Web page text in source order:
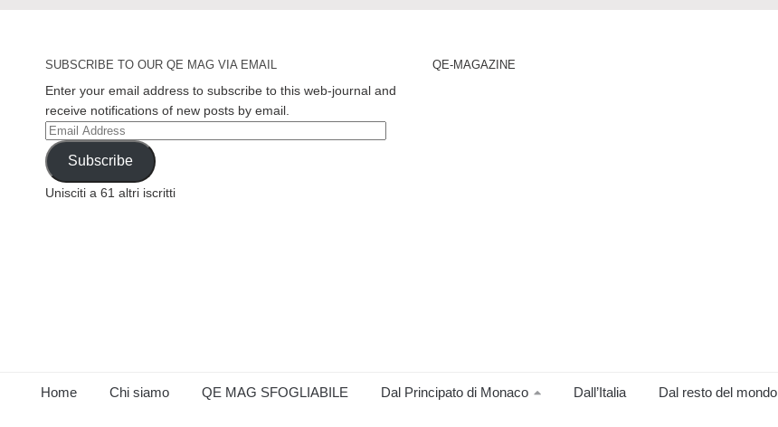
SUBSCRIBE TO OUR QE MAG VIA EMAIL
Enter your email address to subscribe to this web-journal and
receive notifications of new posts by email.
Email
Address
Subscribe
Unisciti a 61 altri iscritti
QE-MAGAZINE
Home Chi siamo QE MAG SFOGLIABILE Dal Principato di Monaco Dall’Italia Dal resto del mondo